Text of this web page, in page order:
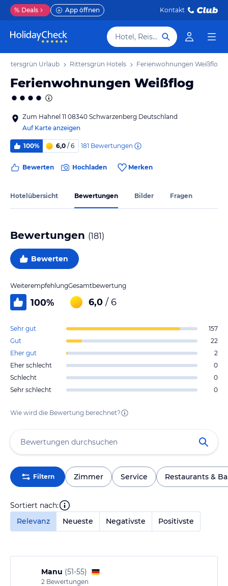
% Deals App öffnen Kontakt
Hotel, Reiseziel
Rittersgrün Urlaub Rittersgrün Hotels Ferienwohnungen Weißflog
Ferienwohnungen Weißflog
Zum Hahnel 11 08340 Schwarzenberg Deutschland
Auf Karte anzeigen
100% 6,0 / 6 181 Bewertungen
Bewerten Hochladen Merken
Hotelübersicht Bewertungen Bilder Fragen
Bewertungen (181)
Bewerten
Weiterempfehlung
100%
Gesamtbewertung
6,0 / 6
Sehr gut
157
Gut
22
Eher gut
2
Eher schlecht
0
Schlecht
0
Sehr schlecht
0
Wie wird die Bewertung berechnet?
Filtern Zimmer Service Restaurants &
Sortiert nach:
Relevanz
Neueste Negativste Positivste
Manu (51-55)
2 Bewertungen